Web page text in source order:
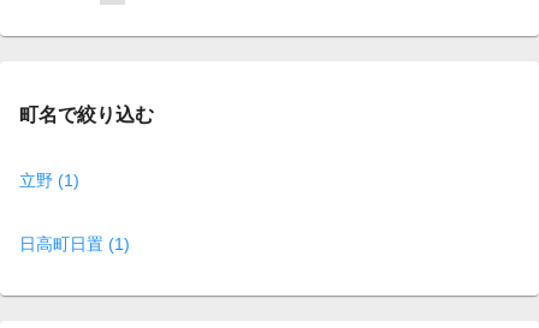
page
町名で絞り込む
立野 (1)
日高町日置 (1)